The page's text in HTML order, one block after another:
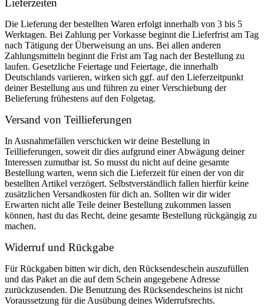
Lieferzeiten
Die Lieferung der bestellten Waren erfolgt innerhalb von 3 bis 5
Werktagen. Bei Zahlung per Vorkasse beginnt die Lieferfrist am Tag
nach Tätigung der Überweisung an uns. Bei allen anderen
Zahlungsmitteln beginnt die Frist am Tag nach der Bestellung zu
laufen. Gesetzliche Feiertage und Feiertage, die innerhalb
Deutschlands variieren, wirken sich ggf. auf den Lieferzeitpunkt
deiner Bestellung aus und führen zu einer Verschiebung der
Belieferung frühestens auf den Folgetag.
Versand von Teillieferungen
In Ausnahmefällen verschicken wir deine Bestellung in
Teillieferungen, soweit dir dies aufgrund einer Abwägung deiner
Interessen zumutbar ist. So musst du nicht auf deine gesamte
Bestellung warten, wenn sich die Lieferzeit für einen der von dir
bestellten Artikel verzögert. Selbstverständlich fallen hierfür keine
zusätzlichen Versandkosten für dich an. Sollten wir dir wider
Erwarten nicht alle Teile deiner Bestellung zukommen lassen
können, hast du das Recht, deine gesamte Bestellung rückgängig zu
machen.
Widerruf und Rückgabe
Für Rückgaben bitten wir dich, den Rücksendeschein auszufüllen
und das Paket an die auf dem Schein angegebene Adresse
zurückzusenden. Die Benutzung des Rücksendescheins ist nicht
Voraussetzung für die Ausübung deines Widerrufsrechts.